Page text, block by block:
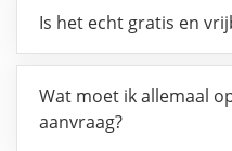
Is het echt gratis en
Wat moet ik allemaal
aanvraag?